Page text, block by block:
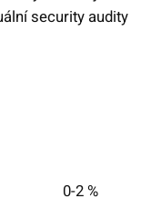
security audity
0-2 %